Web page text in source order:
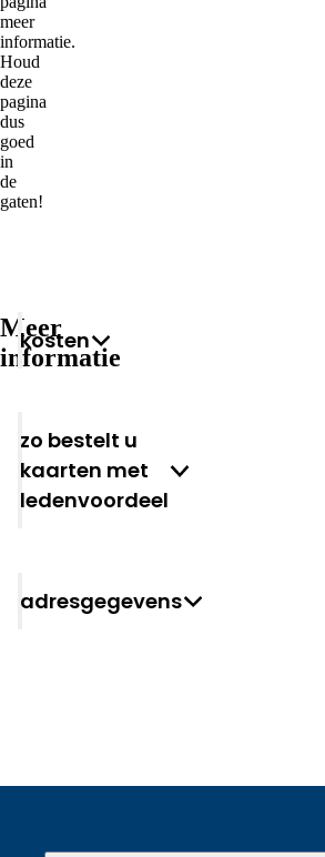
meer
informatie.
Houd
deze
pagina
dus
goed
in
de
gaten!
Meer
informatie
Kosten
Zo bestelt u
kaarten met
ledenvoordeel
Adresgegevens